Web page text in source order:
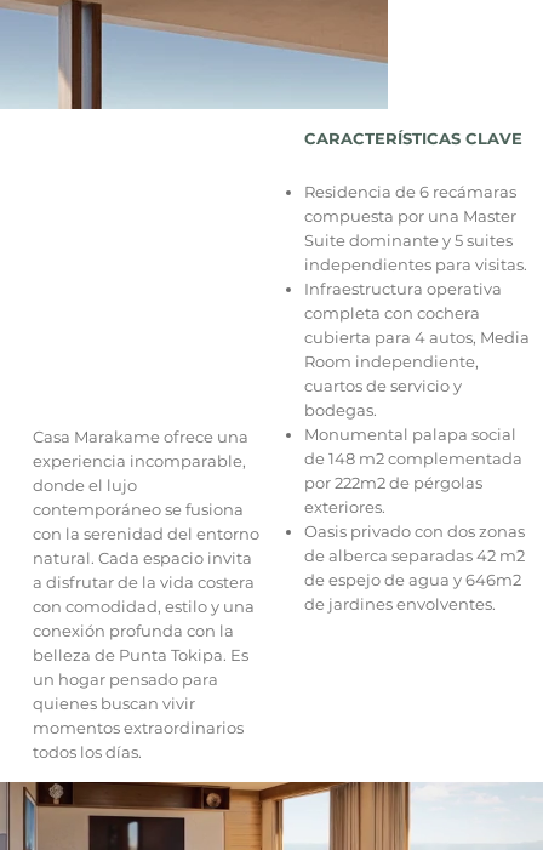
CARACTERÍSTICAS CLAVE
Residencia de 6 recámaras
compuesta por una Master
Suite dominante y 5 suites
independientes para visitas.
Infraestructura operativa
completa con cochera
cubierta para 4 autos, Media
Room independiente,
cuartos de servicio y
bodegas.
Monumental palapa social
de 148 m2 complementada
por 222m2 de pérgolas
exteriores.
Oasis privado con dos zonas
de alberca separadas 42 m2
de espejo de agua y 646m2
de jardines envolventes.
Casa Marakame ofrece una
experiencia incomparable,
donde el lujo
contemporáneo se fusiona
con la serenidad del entorno
natural. Cada espacio invita
a disfrutar de la vida costera
con comodidad, estilo y una
conexión profunda con la
belleza de Punta Tokipa. Es
un hogar pensado para
quienes buscan vivir
momentos extraordinarios
todos los días.